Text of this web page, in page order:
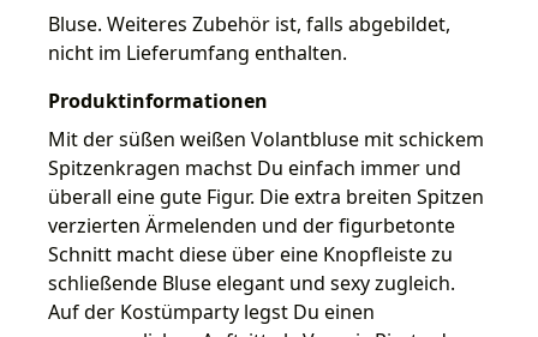
Bluse. Weiteres Zubehör ist, falls abgebildet,
nicht im Lieferumfang enthalten.
Produktinformationen
Mit der süßen weißen Volantbluse mit schickem
Spitzenkragen machst Du einfach immer und
überall eine gute Figur. Die extra breiten Spitzen
verzierten Ärmelenden und der figurbetonte
Schnitt macht diese über eine Knopfleiste zu
schließende Bluse elegant und sexy zugleich.
Auf der Kostümparty legst Du einen